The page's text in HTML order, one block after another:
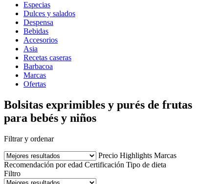
Especias
Dulces y salados
Despensa
Bebidas
Accesorios
Asia
Recetas caseras
Barbacoa
Marcas
Ofertas
Bolsitas exprimibles y purés de frutas
para bebés y niños
Filtrar y ordenar
Precio Highlights Marcas
Recomendación por edad Certificación Tipo de dieta
Filtro